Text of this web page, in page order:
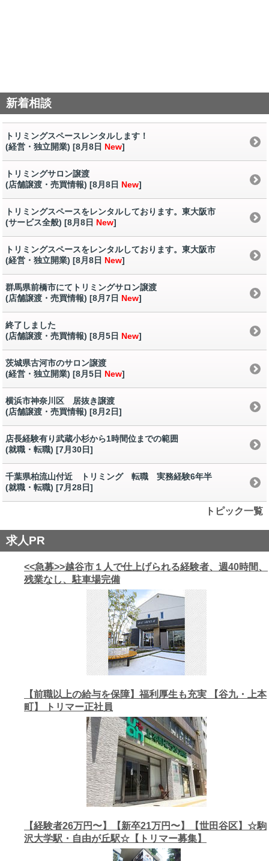
新着相談
トリミングスペースレンタルします！
(経営・独立開業) [8月8日 New]
トリミングサロン譲渡
(店舗譲渡・売買情報) [8月8日 New]
トリミングスペースをレンタルしております。東大阪市
(サービス全般) [8月8日 New]
トリミングスペースをレンタルしております。東大阪市
(経営・独立開業) [8月8日 New]
群馬県前橋市にてトリミングサロン譲渡
(店舗譲渡・売買情報) [8月7日 New]
終了しました
(店舗譲渡・売買情報) [8月5日 New]
茨城県古河市のサロン譲渡
(経営・独立開業) [8月5日 New]
横浜市神奈川区 居抜き譲渡
(店舗譲渡・売買情報) [8月2日]
店長経験有り武蔵小杉から1時間位までの範囲
(就職・転職) [7月30日]
千葉県柏流山付近 トリミング 転職 実務経験6年半
(就職・転職) [7月28日]
トピック一覧
求人PR
<<急募>>越谷市１人で仕上げられる経験者、週40時間、
残業なし、駐車場完備
【前職以上の給与を保障】福利厚生も充実 【谷九・上本
町】 トリマー正社員
【経験者26万円〜】【新卒21万円〜】【世田谷区】☆駒
沢大学駅・自由が丘駅☆【トリマー募集】